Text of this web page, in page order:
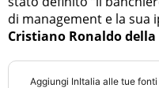
di management e la sua
Cristiano Ronaldo
Aggiungi InItalia alle tue